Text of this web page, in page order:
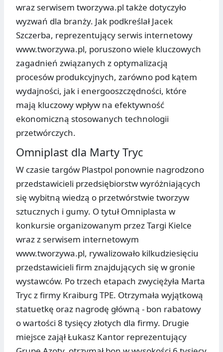
wraz serwisem tworzywa.pl także dotyczyło
wyzwań dla branży. Jak podkreślał Jacek
Szczerba, reprezentujący serwis internetowy
www.tworzywa.pl, poruszono wiele kluczowych
zagadnień związanych z optymalizacją
procesów produkcyjnych, zarówno pod kątem
wydajności, jak i energooszczędności, które
mają kluczowy wpływ na efektywność
ekonomiczną stosowanych technologii
przetwórczych.
Omniplast dla Marty Tryc
W czasie targów Plastpol ponownie nagrodzono
przedstawicieli przedsiębiorstw wyróżniających
się wybitną wiedzą o przetwórstwie tworzyw
sztucznych i gumy. O tytuł Omniplasta w
konkursie organizowanym przez Targi Kielce
wraz z serwisem internetowym
www.tworzywa.pl, rywalizowało kilkudziesięciu
przedstawicieli firm znajdujących się w gronie
wystawców. Po trzech etapach zwyciężyła Marta
Tryc z firmy Kraiburg TPE. Otrzymała wyjątkową
statuetkę oraz nagrodę główną - bon rabatowy
o wartości 8 tysięcy złotych dla firmy. Drugie
miejsce zajął Łukasz Kantor reprezentujący